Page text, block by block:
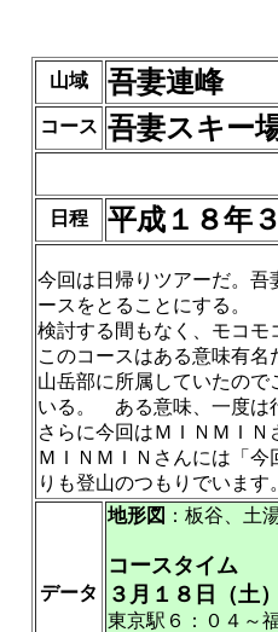
山域 吾妻連峰
コース 吾妻スキー
日程 平成１８年
今回は日帰りツアーだ。
ースをとることにする。
検討する間もなく、モコ
このコースはある意味有
山岳部に所属していたの
いる。 ある意味、一度は
さらに今回はＭＩＮＭＩＮ
ＭＩＮＭＩＮさんには「
りも登山のつもりでいま
データ
地形図 ：板谷、土
コースタイム
３月１８日（土）
東京駅６：０４～